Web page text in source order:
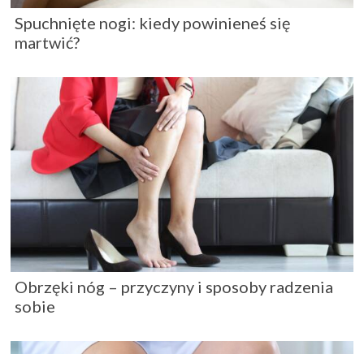
Spuchnięte nogi: kiedy powinieneś się
martwić?
Obrzęki nóg – przyczyny i sposoby radzenia
sobie